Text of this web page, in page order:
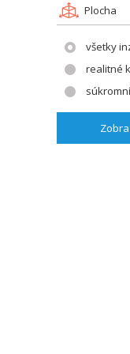
Plocha
všetky
realitné